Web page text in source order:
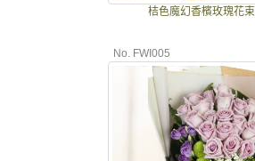
桔色魔幻香檳玫瑰花束
No. FWI005